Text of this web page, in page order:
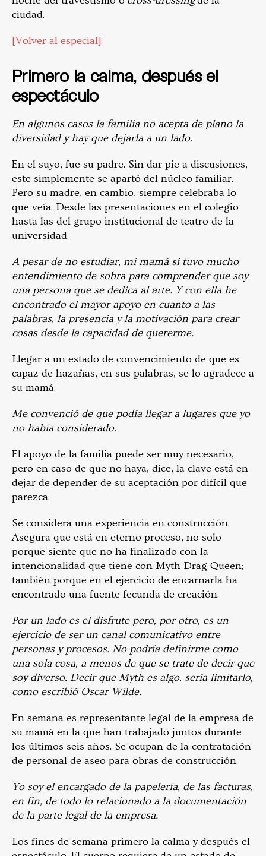
ciudad.
[Volver al especial]
Primero la calma, después el
espectáculo
En algunos casos la familia no acepta de plano la
diversidad y hay que dejarla a un lado.
En el suyo, fue su padre. Sin dar pie a discusiones,
este simplemente se apartó del núcleo familiar.
Pero su madre, en cambio, siempre celebraba lo
que veía. Desde las presentaciones en el colegio
hasta las del grupo institucional de teatro de la
universidad.
A pesar de no estudiar, mi mamá sí tuvo mucho
entendimiento de sobra para comprender que soy
una persona que se dedica al arte. Y con ella he
encontrado el mayor apoyo en cuanto a las
palabras, la presencia y la motivación para crear
cosas desde la capacidad de quererme.
Llegar a un estado de convencimiento de que es
capaz de hazañas, en sus palabras, se lo agradece a
su mamá.
Me convenció de que podía llegar a lugares que yo
no había considerado.
El apoyo de la familia puede ser muy necesario,
pero en caso de que no haya, dice, la clave está en
dejar de depender de su aceptación por difícil que
parezca.
Se considera una experiencia en construcción.
Asegura que está en eterno proceso, no solo
porque siente que no ha finalizado con la
intencionalidad que tiene con Myth Drag Queen;
también porque en el ejercicio de encarnarla ha
encontrado una fuente fecunda de creación.
Por un lado es el disfrute pero, por otro, es un
ejercicio de ser un canal comunicativo entre
personas y procesos. No podría definirme como
una sola cosa, a menos de que se trate de decir que
soy diverso. Decir que Myth es algo, sería limitarlo,
como escribió Oscar Wilde.
En semana es representante legal de la empresa de
su mamá en la que han trabajado juntos durante
los últimos seis años. Se ocupan de la contratación
de personal de aseo para obras de construcción.
Yo soy el encargado de la papelería, de las facturas,
en fin, de todo lo relacionado a la documentación
de la parte legal de la empresa.
Los fines de semana primero la calma y después el